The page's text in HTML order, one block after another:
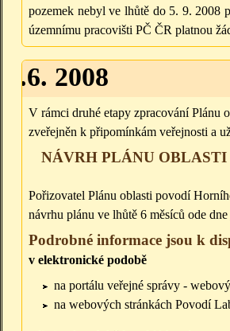
pozemek nebyl ve lhůtě do 5. 9. 2008
územnímu pracovišti PČ ČR platnou
2008
V rámci druhé etapy zpracování Plánu
zveřejněn k připomínkám veřejnosti a
NÁVRH PLÁNU
Pořizovatel Plánu oblasti povodí
návrhu plánu ve lhůtě 6 měsíců ode
Podrobné informace jsou k
v elektronické podobě
na portálu veřejné správy -
na webových stránkách Povodí